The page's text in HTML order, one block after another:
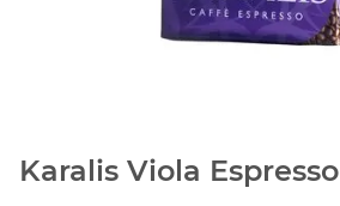
Karalis Viola Espresso